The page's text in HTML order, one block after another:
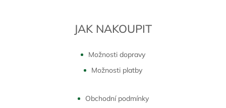
JAK NAKOUPIT
Možnosti dopravy
Možnosti platby
Obchodní podmínky